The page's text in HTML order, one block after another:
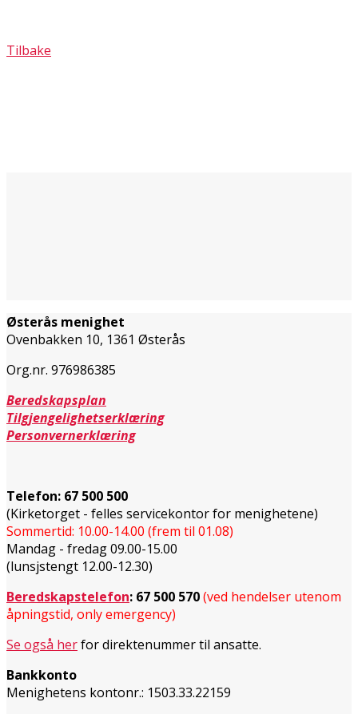
Tilbake
Østerås menighet
Ovenbakken 10, 1361 Østerås
Org.nr. 976986385
Beredskapsplan
Tilgjengelighetserklæring
Personvernerklæring
Telefon: 67 500 500
(Kirketorget - felles servicekontor for menighetene)
Sommertid: 10.00-14.00 (frem til 01.08)
Mandag - fredag 09.00-15.00
(lunsjstengt 12.00-12.30)
Beredskapstelefon: 67 500 570(ved hendelser utenom
åpningstid, only emergency)
Se også herfor direktenummer til ansatte.
Bankkonto
Menighetens kontonr.: 1503.33.22159